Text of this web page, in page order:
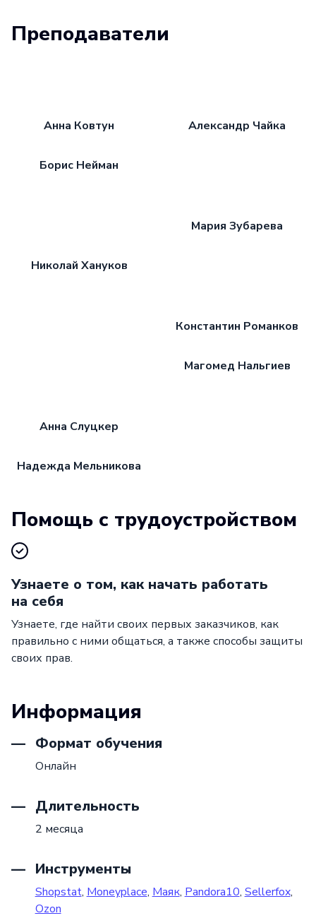
Преподаватели
Анна Ковтун Александр Чайка
Борис Нейман
Мария Зубарева
Николай Хануков
Константин Романков
Анна Слуцкер
Магомед Нальгиев
Надежда Мельникова
Помощь с трудоустройством
Узнаете о том, как начать работать
на себя
Узнаете, где найти своих первых заказчиков, как
правильно с ними общаться, а также способы защиты
своих прав.
Информация
Формат обучения
Онлайн
Длительность
2 месяца
Инструменты
Shopstat, Moneyplace, Маяк, Pandora10, Sellerfox,
Ozon